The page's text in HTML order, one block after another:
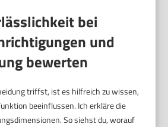
bei
und
bewerten
triffst, ist es hilfreich zu wissen,
beeinflussen. Ich erkläre die
So siehst du, worauf